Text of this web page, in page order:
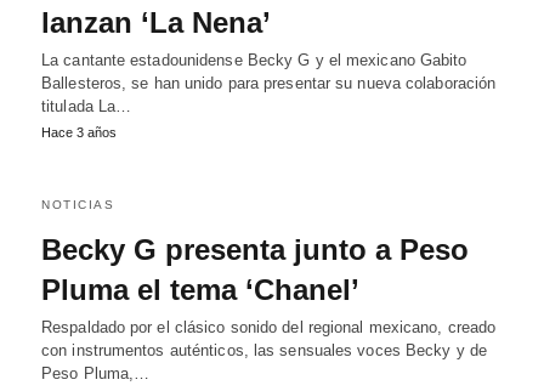
lanzan ‘La Nena’
La cantante estadounidense Becky G y el mexicano Gabito
Ballesteros, se han unido para presentar su nueva colaboración
titulada La…
Hace 3 años
NOTICIAS
Becky G presenta junto a Peso
Pluma el tema ‘Chanel’
Respaldado por el clásico sonido del regional mexicano, creado
con instrumentos auténticos, las sensuales voces Becky y de
Peso Pluma,…